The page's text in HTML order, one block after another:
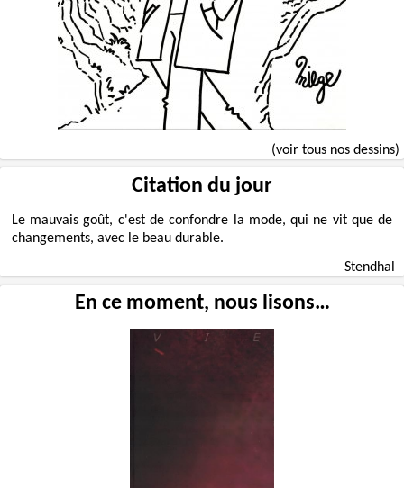
(voir tous nos dessins)
Citation du jour
Le mauvais goût, c'est de confondre la mode, qui ne vit que de
changements, avec le beau durable.
Stendhal
En ce moment, nous lisons…